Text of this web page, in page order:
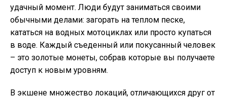
удачный момент. Люди будут заниматься своими
обычными делами: загорать на теплом песке,
кататься на водных мотоциклах или просто купаться
в воде. Каждый съеденный или покусанный человек
– это золотые монеты, собрав которые вы получаете
доступ к новым уровням.
В экшене множество локаций, отличающихся друг от